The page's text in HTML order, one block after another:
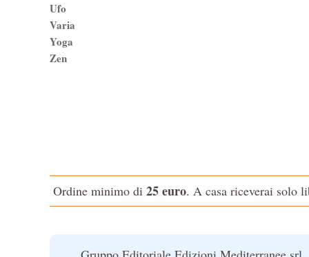
Ufo
Varia
Yoga
Zen
Ordine minimo di 25 euro. A casa riceverai solo